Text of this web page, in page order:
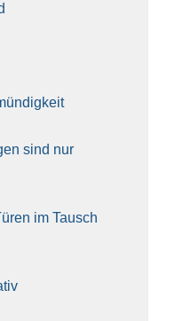
sind nur
im Tausch